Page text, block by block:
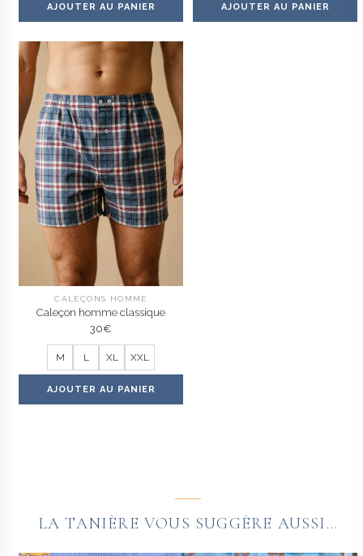
AJOUTER AU PANIER AJOUTER AU PANIER
CALEÇONS HOMME
Caleçon homme classique
30€
M L XL XXL
AJOUTER AU PANIER
LA TANIÈRE VOUS SUGGÈRE AUSSI...